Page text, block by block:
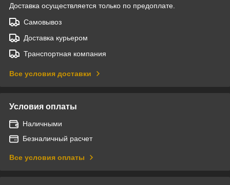
Доставка осуществляется только по предоплате.
Самовывоз
Доставка курьером
Транспортная компания
Все условия доставки
Условия оплаты
Наличными
Безналичный расчет
Все условия оплаты